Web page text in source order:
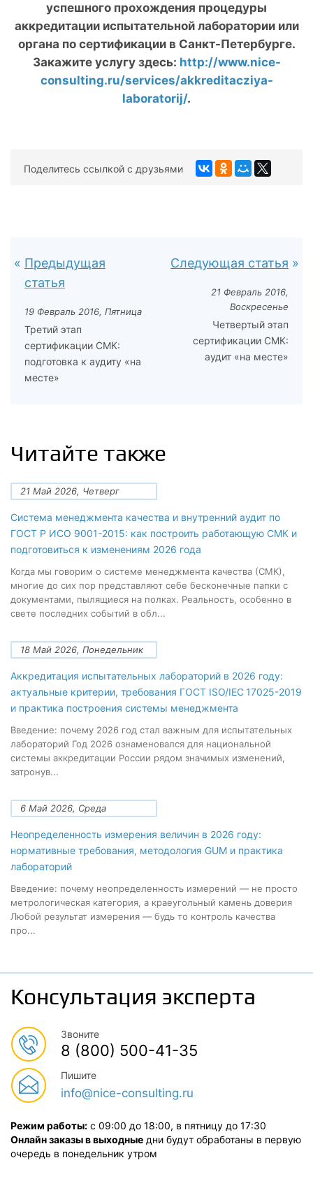
успешного прохождения процедуры
аккредитации испытательной лаборатории или
органа по сертификации в Санкт-Петербурге.
Закажите услугу здесь: http://www.nice-
consulting.ru/services/akkreditacziya-
laboratorij/.
Поделитесь ссылкой с друзьями
Предыдущая
статья
19 Февраль 2016, Пятница
Третий этап
сертификации СМК:
подготовка к аудиту «на
месте»
Следующая статья
21 Февраль 2016,
Воскресенье
Четвертый этап
сертификации СМК:
аудит «на месте»
Читайте также
21 Май 2026, Четверг
Система менеджмента качества и внутренний аудит по
ГОСТ Р ИСО 9001-2015: как построить работающую СМК и
подготовиться к изменениям 2026 года
Когда мы говорим о системе менеджмента качества (СМК),
многие до сих пор представляют себе бесконечные папки с
документами, пылящиеся на полках. Реальность, особенно в
свете последних событий в обл...
18 Май 2026, Понедельник
Аккредитация испытательных лабораторий в 2026 году:
актуальные критерии, требования ГОСТ ISO/IEC 17025-2019
и практика построения системы менеджмента
Введение: почему 2026 год стал важным для испытательных
лабораторий Год 2026 ознаменовался для национальной
системы аккредитации России рядом значимых изменений,
затронув...
6 Май 2026, Среда
Неопределенность измерения величин в 2026 году:
нормативные требования, методология GUM и практика
лабораторий
Введение: почему неопределенность измерений — не просто
метрологическая категория, а краеугольный камень доверия
Любой результат измерения — будь то контроль качества
про...
Консультация эксперта
Звоните
8 (800) 500-41-35
Пишите
info@nice-consulting.ru
Режим работы: с 09:00 до 18:00, в пятницу до 17:30
Онлайн заказы в выходные дни будут обработаны в первую
очередь в понедельник утром